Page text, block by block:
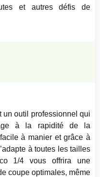
et autres défis de
un outil professionnel qui
à la rapidité de la
à manier et grâce à
à toutes les tailles
1/4 vous offrira une
coupe optimales, même